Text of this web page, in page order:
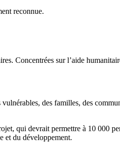
reconnue.
Concentrées sur l’aide
des familles, des
qui devrait permettre à 10 000
et du développement.